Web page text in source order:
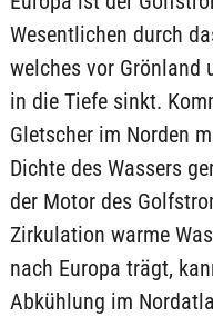
Wesentlichen durch
welches vor Grönland
in die Tiefe sinkt.
Gletscher im Norden
Dichte des Wassers
der Motor des
Zirkulation warme
nach Europa trägt,
Abkühlung im